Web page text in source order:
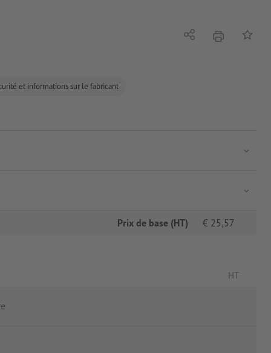
et informations sur le fabricant
Partagerimprimer
Prix de base (HT) € 25,57
HT